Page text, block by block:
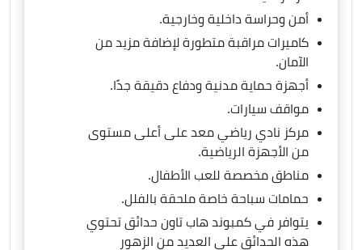
أمن وحراسة داخلية وخارجية.
كاميرات مراقبة متطورة لإضافة مزيد من
الآمان.
أجهزة حماية مدنية ودفاع دقيقة جدًا.
مواقف سيارات.
مركز نادي رياضي معد على أعلى مستوى
من الأجهزة الرياضية.
مناطق مخصصة للعب الأطفال.
حمامات سباحة خاصة ملحقة بالفلل.
يتوافر في كمبوند هاب تاون حدائق تحتوي
هذه الحدائق علي العديد من الزهور